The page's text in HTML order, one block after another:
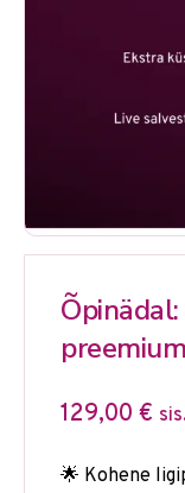
129,00 €
🌟 Kohene